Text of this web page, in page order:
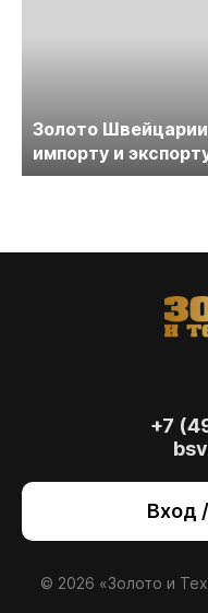
Золото
импорту и
+7
Вход
© 2026 «Золото и
также для
сайт, вы даете